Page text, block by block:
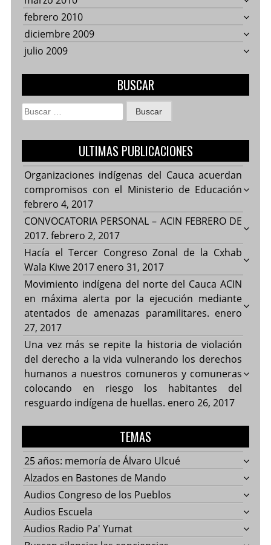
febrero 2010
diciembre 2009
julio 2009
BUSCAR
Buscar:
ULTIMAS PUBLICACIONES
Organizaciones indígenas del Cauca acuerdan
compromisos con el Ministerio de Educación
febrero 4, 2017
CONVOCATORIA PERSONAL – ACIN FEBRERO DE
2017. febrero 2, 2017
Hacía el Tercer Congreso Zonal de la Cxhab
Wala Kiwe 2017 enero 31, 2017
Movimiento indígena del norte del Cauca ACIN
en máxima alerta por la ejecución mediante
atentados de amenazas paramilitares. enero
27, 2017
Una vez más se repite la historia de violación
del derecho a la vida vulnerando los derechos
humanos a nuestros comuneros y comuneras
colocando en riesgo los habitantes del
resguardo indígena de huellas. enero 26, 2017
TEMAS
25 años: memoría de Álvaro Ulcué
Alzados en Bastones de Mando
Audios Congreso de los Pueblos
Audios Escuela
Audios Radio Pa' Yumat